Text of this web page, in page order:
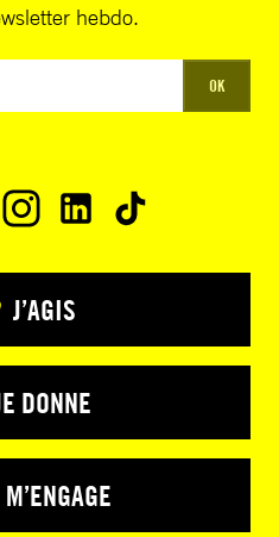
hebdo.
OK
J’AGIS
DONNE